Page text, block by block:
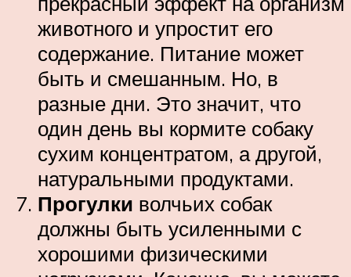
животного и упростит его
содержание. Питание может
быть и смешанным. Но, в
разные дни. Это значит, что
один день вы кормите собаку
сухим концентратом, а другой,
натуральными продуктами.
Прогулки волчьих собак
должны быть усиленными с
хорошими физическими